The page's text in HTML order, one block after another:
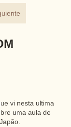
vi nesta ultima
uma aula de